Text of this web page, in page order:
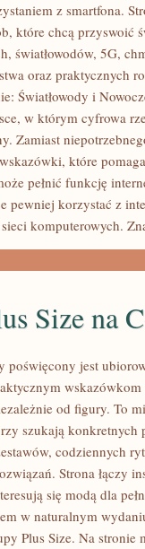
z smartfona.
które chcą przyswoić
światłowodów, 5G,
oraz praktycznych
Światłowody i
w którym cyfrowa
Zamiast
które
pełnić funkcję
pewniej korzystać z
komputerowych.
Size na
poświęcony jest
od figury. To
szukają konkretnych
codziennych
Strona łączy
się modą dla
w naturalnym
Plus Size. Na stronie